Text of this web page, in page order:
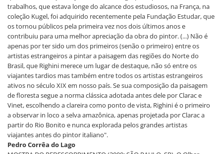
trabalhos, que estava longe do alcance dos estudiosos, na França, na
coleção Kugel, foi adquirido recentemente pela Fundação Estudar, que
os tornou públicos pela primeira vez nos dois últimos anos e
contribuiu para uma melhor apreciação da obra do pintor. (...) Não é
apenas por ter sido um dos primeiros (senão o primeiro) entre os
artistas estrangeiros a pintar a paisagem das regiões do Norte do
Brasil, que Righini merece um lugar de destaque, não só entre os
viajantes tardios mas também entre todos os artistas estrangeiros
ativos no século XIX em nosso país. Se sua composição da paisagem
de floresta segue a norma clássica adotada antes dele por Clarac e
Vinet, escolhendo a clareira como ponto de vista, Righini é o primeiro
a observar in loco a selva amazônica, apenas projetada por Clarac a
partir do Rio Bonito e nunca explorada pelos grandes artistas
viajantes antes do pintor italiano".
Pedro Corrêa do Lago